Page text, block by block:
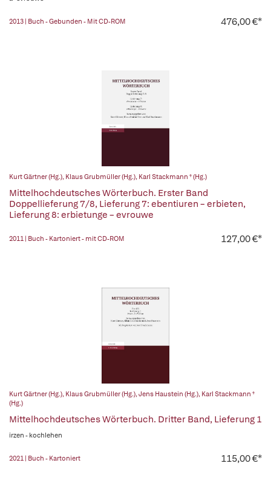
2013 | Buch - Gebunden - Mit CD-ROM 476,00 €*
Kurt Gärtner (Hg.), Klaus Grubmüller (Hg.), Karl Stackmann † (Hg.)
Mittelhochdeutsches Wörterbuch. Erster Band
Doppellieferung 7/8, Lieferung 7: ebentiuren – erbieten,
Lieferung 8: erbietunge – evrouwe
2011 | Buch - Kartoniert - mit CD-ROM 127,00 €*
Kurt Gärtner (Hg.), Klaus Grubmüller (Hg.),Jens Haustein (Hg.), Karl Stackmann †
(Hg.)
Mittelhochdeutsches Wörterbuch. Dritter Band, Lieferung 1
irzen - kochlehen
2021 | Buch - Kartoniert 115,00 €*